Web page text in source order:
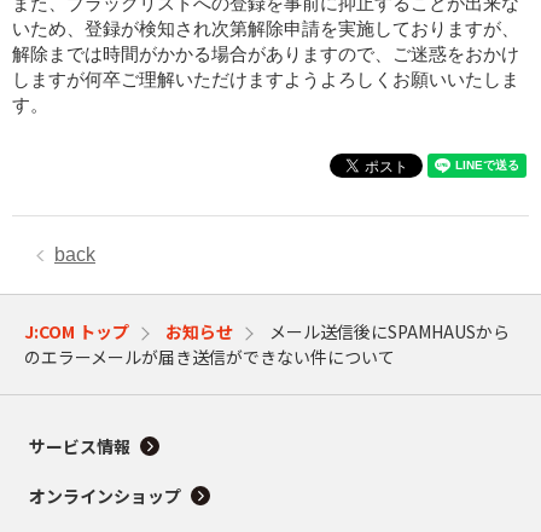
いため、登録が検知され次第解除申請を実施しておりますが、
解除までは時間がかかる場合がありますので、ご迷惑をおかけ
しますが何卒ご理解いただけますようよろしくお願いいたしま
す。
back
J:COM トップ お知らせ
メール送信後にSPAMHAUSから
のエラーメールが届き送信ができない件について
サービス情報
オンラインショップ